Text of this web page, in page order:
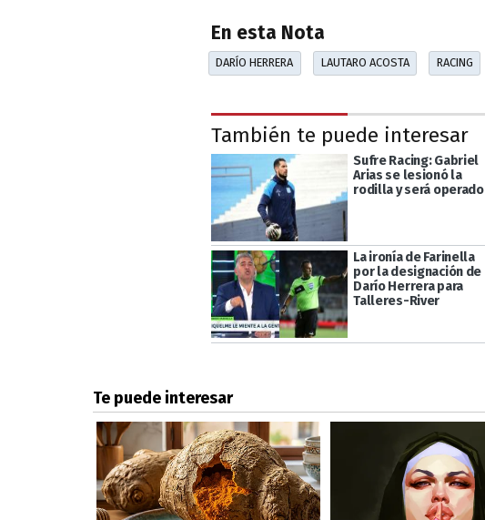
En esta Nota
DARÍO HERRERA LAUTARO ACOSTA RACING
También te puede interesar
Sufre Racing: Gabriel
Arias se lesionó la
rodilla y será operado
La ironía de Farinella
por la designación de
Darío Herrera para
Talleres-River